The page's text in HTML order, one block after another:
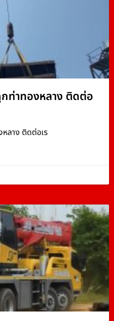
กท่าทองหลาง ติดต่อ
ลาง ติดต่อเร